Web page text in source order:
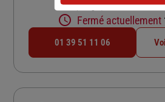
4,4/5Note de 4.4 sur 5
(Google) 7 avis
Fermé actuellement
01 39 51 11 06